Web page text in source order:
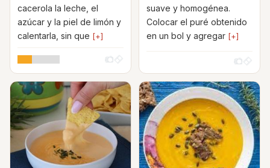
cacerola la leche, el
azúcar y la piel de limón y
calentarla, sin que [+]
suave y homogénea.
Colocar el puré obtenido
en un bol y agregar [+]